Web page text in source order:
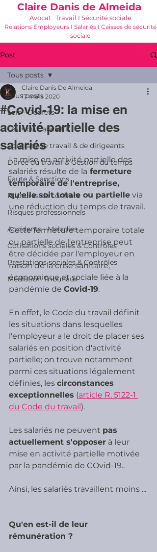
Claire Danis de Almeida
Avocat Travail I Sécurité sociale
Relations Employeurs I Salariés I Caisses de sécurité
sociale
Post
Tous posts
Lois - Décrets
Les + du Cabinet K
Contrats de travail & de dirigeants
Durée du travail & Gestion du temps
Faute & Sanctions
Ruptures de contrats
Risques professionnels
Accidents - Maladies
Cotisations sociales & Contrôles
Prestations sociales & Contrôles
Médiation Tribunaux
Tous posts
#Covid-19: la mise en
activité partielle des
salariés
Claire Danis De Almeida
17 mars 2020
La mise en activité partielle des
salariés résulte de la fermeture
temporaire de l'entreprise,
qu'elle soit totale ou partielle via
une réduction du temps de travail.
Cette fermeture temporaire totale
ou partielle de l'entreprise peut
être décidée par l'employeur en
raison de la crise sanitaire,
économique et sociale liée à la
pandémie de Covid-19.
En effet, le Code du travail définit
les situations dans lesquelles
l'employeur a le droit de placer ses
salariés en position d'activité
partielle; on trouve notamment
parmi ces situations légalement
définies, les circonstances
exceptionnelles (article R. 5122-1
du Code du travail).
Les salariés ne peuvent pas
actuellement s'opposer à leur
mise en activité partielle motivée
par la pandémie de COvid-19..
Ainsi, les salariés travaillent moins ...
Qu'en est-il de leur
rémunération ?